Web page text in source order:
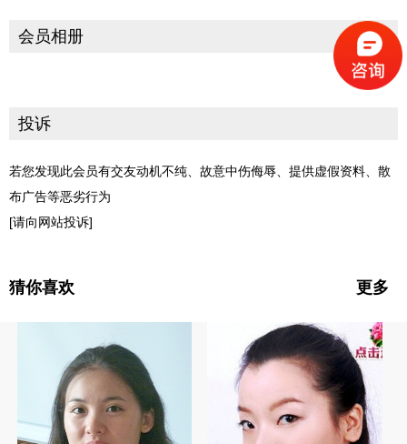
会员相册
投诉
若您发现此会员有交友动机不纯、故意中伤侮辱、提供虚假资料、散
布广告等恶劣行为
[请向网站投诉]
猜你喜欢 更多